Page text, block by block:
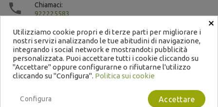

Chiamaci:
922225583
Contatto
×
Utilizziamo cookie propri e di terze parti per migliorare i
nostri servizi analizzando le tue abitudini di navigazione,
integrando i social network e mostrandoti pubblicità
personalizzata. Puoi accettare tutti i cookie cliccando su
"Accettare" oppure configurarne o rifiutarne l'utilizzo
cliccando su "Configura". Politica sui cookie
Accettare
Configura